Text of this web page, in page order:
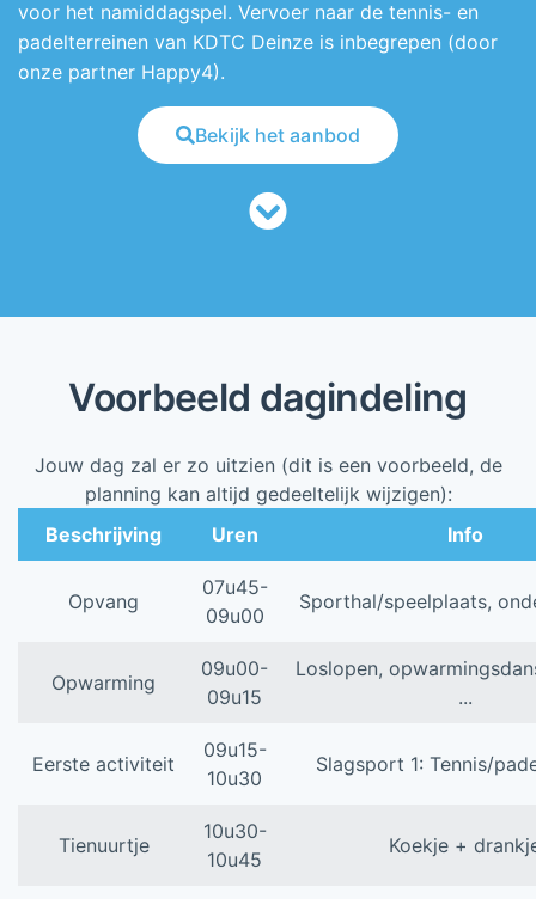
voor het namiddagspel. Vervoer naar de tennis- en
padelterreinen van KDTC Deinze is inbegrepen (door
onze partner Happy4).
Bekijk het aanbod
Voorbeeld dagindeling
Jouw dag zal er zo uitzien (dit is een voorbeeld, de
planning kan altijd gedeeltelijk wijzigen):
Beschrijving
Uren Info
Opvang
07u45-
09u00
Sporthal/speelplaats,
Opwarming
09u00-
09u15
Loslopen,
...
Eerste activiteit
09u15-
10u30
Slagsport 1: Tennis/
Tienuurtje
10u30-
10u45
Koekje +